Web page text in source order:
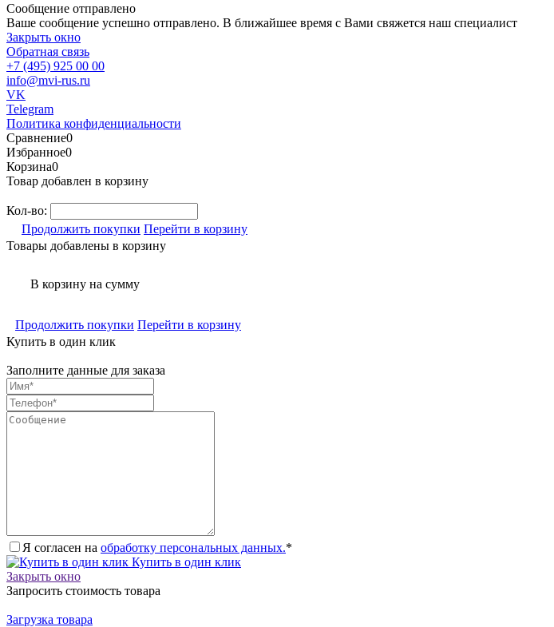
Сообщение отправлено
Ваше сообщение успешно отправлено. В ближайшее время с Вами свяжется наш специалист
Закрыть окно
Обратная связь
+7 (495) 925 00 00
info@mvi-rus.ru
VK
Telegram
Политика конфиденциальности
Сравнение0
Избранное0
Корзина0
Товар добавлен в корзину
Кол-во:
Продолжить покупки Перейти в корзину
Товары добавлены в корзину
В корзину на сумму
Продолжить покупки Перейти в корзину
Купить в один клик
Заполните данные для заказа
Я согласен на обработку персональных данных.*
Купить в один клик
Закрыть окно
Запросить стоимость товара
Загрузка товара